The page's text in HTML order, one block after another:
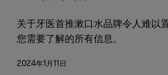
关于牙医首推漱口水品牌令人难以
您需要了解的所有信息。
2024年1月11日